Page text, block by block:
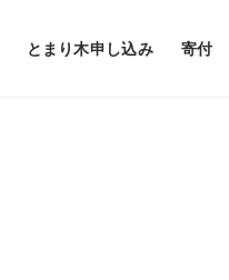
とまり木申し込み 寄付